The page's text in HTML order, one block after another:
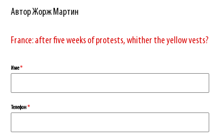
Автор Жорж Мартин
France: after five weeks of protests, whither the yellow vests?
Име*
Телефон*